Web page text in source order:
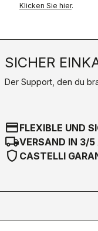
Klicken Sie hier.
SICHER
Der Support, den du
credit_cardFLEXIBLE UND
local_shippingVERSAND IN 3/5
shield CASTELLI